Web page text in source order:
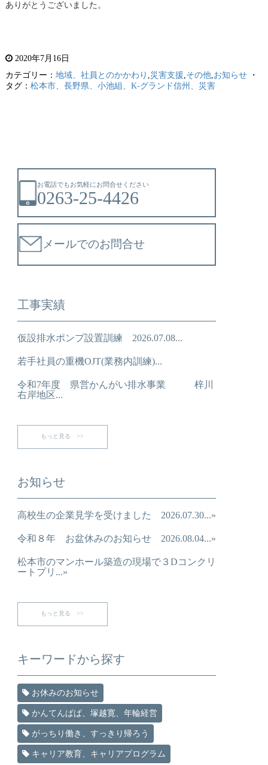
ありがとうございました。
2020年7月16日
カテゴリー： 地域、社員とのかかわり ,災害支援,その他,お知らせ・
タグ： 松本市、長野県、小池組、K-グランド信州、災害
お電話でもお気軽にお問合せください
0263-25-4426
メールでのお問合せ
工事実績
仮設排水ポンプ設置訓練 2026.07.08...
若手社員の重機OJT(業務内訓練)...
令和7年度 県営かんがい排水事業 梓川
右岸地区...
もっと見る >>
お知らせ
高校生の企業見学を受けました 2026.07.30...»
令和８年 お盆休みのお知らせ 2026.08.04...»
松本市のマンホール築造の現場で３Dコンクリ
ートプリ...»
もっと見る >>
キーワードから探す
お休みのお知らせ
かんてんぱぱ、塚越寛、年輪経営
がっちり働き、すっきり帰ろう
キャリア教育、キャリアプログラム